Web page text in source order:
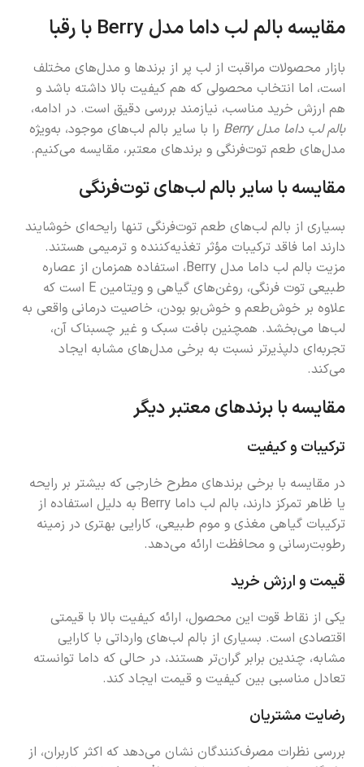
مقایسه بالم لب داما مدل Berry با رقبا
بازار محصولات مراقبت از لب پر از برندها و مدل‌های مختلف
است، اما انتخاب محصولی که هم کیفیت بالا داشته باشد و
هم ارزش خرید مناسب، نیازمند بررسی دقیق است. در ادامه،
بالم لب داما مدل Berry
را با سایر بالم لب‌های موجود، به‌ویژه
مدل‌های طعم توت‌فرنگی و برندهای معتبر، مقایسه می‌کنیم.
مقایسه با سایر بالم لب‌های توت‌فرنگی
بسیاری از بالم لب‌های طعم توت‌فرنگی تنها رایحه‌ای خوشایند
دارند اما فاقد ترکیبات مؤثر تغذیه‌کننده و ترمیمی هستند.
مزیت بالم لب داما مدل Berry، استفاده همزمان از عصاره
طبیعی توت فرنگی، روغن‌های گیاهی و ویتامین E است که
علاوه بر خوش‌طعم و خوش‌بو بودن، خاصیت درمانی واقعی به
لب‌ها می‌بخشد. همچنین بافت سبک و غیر چسبناک آن،
تجربه‌ای دلپذیرتر نسبت به برخی مدل‌های مشابه ایجاد
می‌کند.
مقایسه با برندهای معتبر دیگر
ترکیبات و کیفیت
در مقایسه با برخی برندهای مطرح خارجی که بیشتر بر رایحه
یا ظاهر تمرکز دارند، بالم لب داما Berry به دلیل استفاده از
ترکیبات گیاهی مغذی و موم طبیعی، کارایی بهتری در زمینه
رطوبت‌رسانی و محافظت ارائه می‌دهد.
قیمت و ارزش خرید
یکی از نقاط قوت این محصول، ارائه کیفیت بالا با قیمتی
اقتصادی است. بسیاری از بالم لب‌های وارداتی با کارایی
مشابه، چندین برابر گران‌تر هستند، در حالی که داما توانسته
تعادل مناسبی بین کیفیت و قیمت ایجاد کند.
رضایت مشتریان
بررسی نظرات مصرف‌کنندگان نشان می‌دهد که اکثر کاربران، از